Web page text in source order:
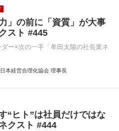
」の前に「資質」が大事
スト #445
ダー×次の一手「牟田太陽の社長業ネ
本経営合理化協会 理事長
“ヒト”は社員だけではな
クスト #444